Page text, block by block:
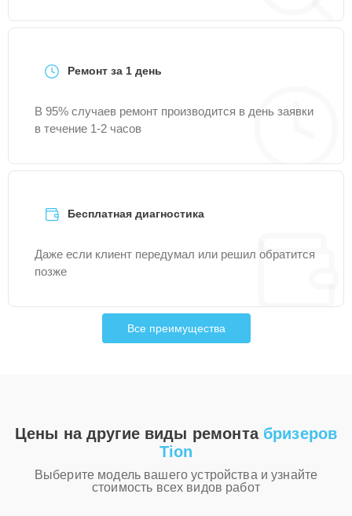
Ремонт за 1 день
В 95% случаев ремонт производится в день заявки
в течение 1-2 часов
Бесплатная диагностика
Даже если клиент передумал или решил обратится
позже
Все преимущества
Цены на другие виды ремонта бризеров
Tion
Выберите модель вашего устройства и узнайте
стоимость всех видов работ